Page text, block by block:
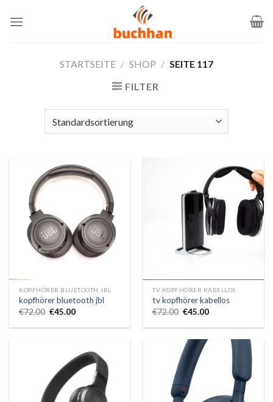
Inhalt
STARTSEITE / SHOP / SEITE 117
FILTER
KOPFHÖRER BLUETOOTH JBL
kopfhörer bluetooth jbl
€72.00 €45.00
TV KOPFHÖRER KABELLOS
tv kopfhörer kabellos
€72.00 €45.00